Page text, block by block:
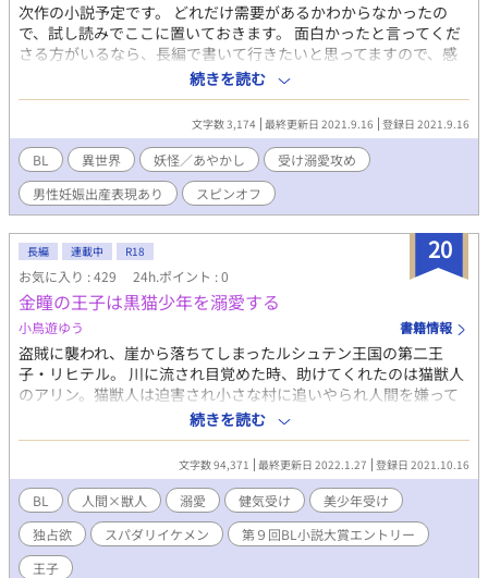
次作の小説予定です。 どれだけ需要があるかわからなかったの
で、試し読みでここに置いておきます。 面白かったと言ってくだ
さる方がいるなら、長編で書いて行きたいと思ってますので、感
想などいただけたら励みになります。 例にももれず男性妊娠、出
産もの。 以下プロットという名のざっくりとした設定、長編でか
くなら二人の出会いからスタートになります。 今回は本編後の一
幕的なやつです（書いてすらいないのに！笑） 御嶽山総大将、泣
く子も黙る大天狗。自己中天然ボケ大妖怪×訳ありヤンキー朝日
奈天嘉の現代風味異種間婚姻譚。 とある事情で都会から逃げ出し
た天嘉は、ありえない物を目にした。 それは現代では漫画やアニ
メ、映画などの創作物でしかお目にかかれないような異形の物、
そう、妖怪である。 なんで俺がこんな目に！？理不尽が婚姻届抱
えてやってきた。 男性妊娠、出産。和風ファンタジーで異界迷い
込みもの。 作者の性癖ごった煮短編。 こんなものを次回かけたら
なあという具合で、書いてもいない本編終了後の一幕、すでにゲ
シュタルト崩壊中。 とある休日の蘇芳と天嘉ののんびりとしたや
りとりです。ギャグ風味。これだけでも十分に読めますので、ぜ
ひ、よしなに
続きを読む
文字数 3,174 最終更新日 2021.9.16 登録日 2021.9.16
BL 異世界 妖怪／あやかし
受け溺愛攻め
男性妊娠出産表現あり
スピンオフ
20
長編 連載中 R18
お気に入り : 429 24h.ポイント : 0
金瞳の王子は黒猫少年を溺愛する
小鳥遊ゆう 書籍情報
盗賊に襲われ、崖から落ちてしまったルシュテン王国の第二王
子・リヒテル。 川に流され目覚めた時、助けてくれたのは猫獣人
のアリン。猫獣人は迫害され小さな村に追いやられ人間を嫌って
いたが、アリンは人間のリヒテルにも優しく身を尽くして介抱し
てくれる。優しくて可愛くて健気なアリン…。 『こんなの…っ好
きになるに決まってるじゃないか！！』 咄嗟に記憶を無くしたフ
リをし、アリンをなんとか手に入れようとするが…！？ R18の予
定です。その際はタイトルに✳︎マークをつけます。 本編終了しま
したが、番外編で『新婚密月編』として続きます。 こちらはただ
のバカップルの二人がラブラブしているだけの話です！ ゆっくり
更新ですがよろしければ是非(^^)
続きを読む
文字数 94,371 最終更新日 2022.1.27 登録日 2021.10.16
BL 人間×獣人 溺愛 健気受け
美少年受け
独占欲
スパダリイケメン
第９回BL小説大賞エントリー
王子